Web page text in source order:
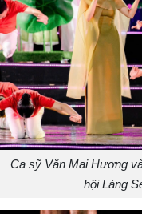
Ca sỹ Văn Mai Hương
hội Làng